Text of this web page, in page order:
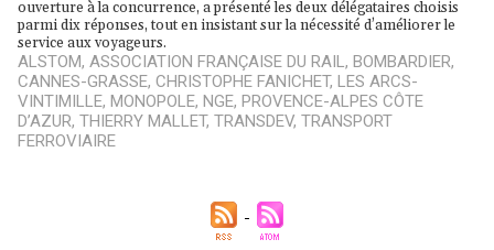
ouverture à la concurrence, a présenté les deux délégataires choisis
parmi dix réponses, tout en insistant sur la nécessité d’améliorer le
service aux voyageurs.
ALSTOM, ASSOCIATION FRANÇAISE DU RAIL, BOMBARDIER,
CANNES-GRASSE, CHRISTOPHE FANICHET, LES ARCS-
VINTIMILLE, MONOPOLE, NGE, PROVENCE-ALPES CÔTE
D’AZUR, THIERRY MALLET, TRANSDEV, TRANSPORT
FERROVIAIRE